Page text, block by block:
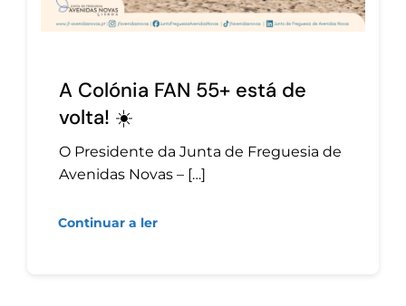
A Colónia FAN 55+ está de
volta! ☀️
O Presidente da Junta de Freguesia de
Avenidas Novas – […]
Continuar a ler